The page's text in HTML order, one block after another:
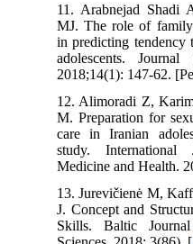
11. Arabnejad
MJ. The role of
in predicting
adolescents.
2018;14(1): 147-62.
12. Alimoradi Z,
M. Preparation for
care in Iranian
study.
Medicine and
13. Jurevičienė M,
J. Concept and
Skills. Baltic